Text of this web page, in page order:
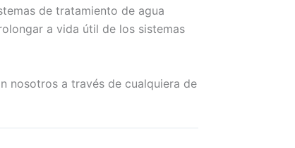
de tratamiento de agua
a vida útil de los sistemas
nosotros a través de cualquiera de